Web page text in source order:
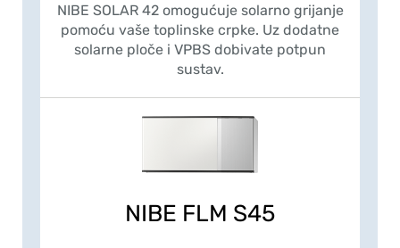
NIBE SOLAR 42 omogućuje solarno grijanje
pomoću vaše toplinske crpke. Uz dodatne
solarne ploče i VPBS dobivate potpun
sustav.
NIBE FLM S45